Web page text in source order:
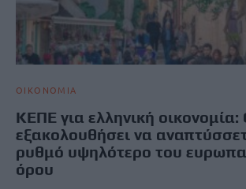
ΟΙΚΟΝΟΜΙΑ
ΚΕΠΕ για ελληνική οικονομία:
εξακολουθήσει να
ρυθμό υψηλότερο του
όρου